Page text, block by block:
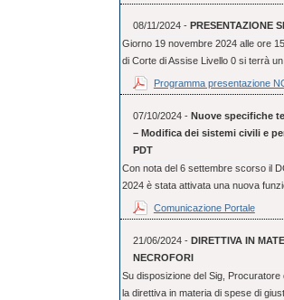
08/11/2024 - PRESENTAZIONE
Giorno 19 novembre 2024 alle ore
di Corte di Assise Livello 0 si terrà
Programma presentazione
07/10/2024 - Nuove specifiche
– Modifica dei sistemi civili e
PDT
Con nota del 6 settembre scorso il
2024 è stata attivata una nuova
Comunicazione Portale
21/06/2024 - DIRETTIVA IN
NECROFORI
Su disposizione del Sig,
la direttiva in materia di spese di